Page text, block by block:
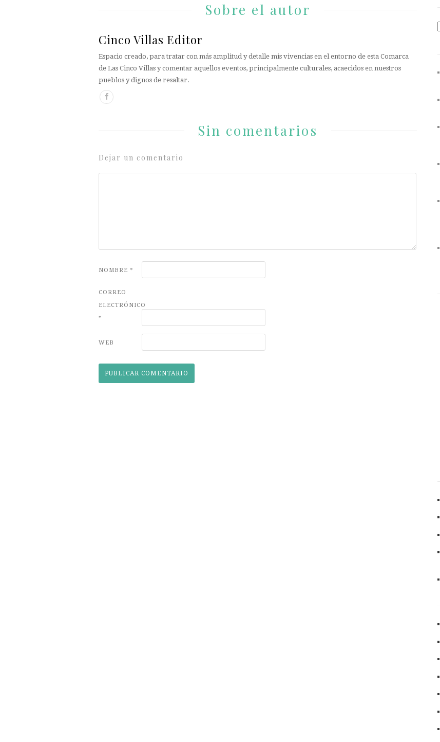
Sobre el autor
Cinco Villas Editor
Espacio creado, para tratar con más amplitud y detalle mis vivencias en el entorno de esta Comarca
de Las Cinco Villas y comentar aquellos eventos, principalmente culturales, acaecidos en nuestros
pueblos y dignos de resaltar.
Sin comentarios
Dejar un comentario
NOMBRE *
CORREO
ELECTRÓNICO
*
WEB